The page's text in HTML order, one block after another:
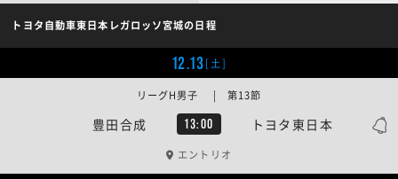
トヨタ自動車東日本レガロッソ宮城の日程
12.13[土]
豊田合成 13:00 トヨタ東日本
リーグH男子 | 第13節
エントリオ